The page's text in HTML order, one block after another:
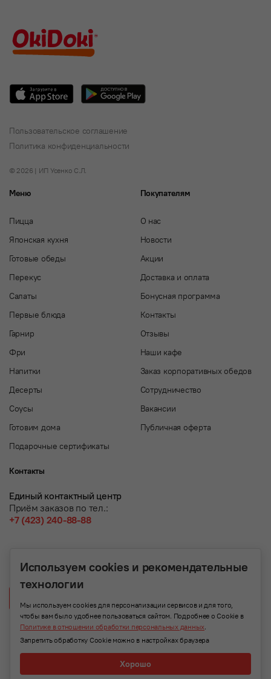
Пользовательское соглашение
Политика конфиденциальности
© 2026 | ИП Усенко С.Л.
Меню
Пицца
Японская кухня
Готовые обеды
Перекус
Салаты
Первые блюда
Гарнир
Фри
Напитки
Десерты
Соусы
Готовим дома
Подарочные сертификаты
Покупателям
О нас
Новости
Акции
Доставка и оплата
Бонусная программа
Контакты
Отзывы
Наши кафе
Заказ корпоративных обедов
Сотрудничество
Вакансии
Публичная оферта
Контакты
Единый контактный центр
Приём заказов по тел.:
+7 (423) 240-88-88
Используем cookies и рекомендательные
технологии
Мы используем cookies для персонализации сервисов и для того,
чтобы вам было удобнее пользоваться сайтом. Подробнее о Cookie в
Политике в отношении обработки персональных данных.
Запретить обработку Cookie можно в настройках браузера
Хорошо